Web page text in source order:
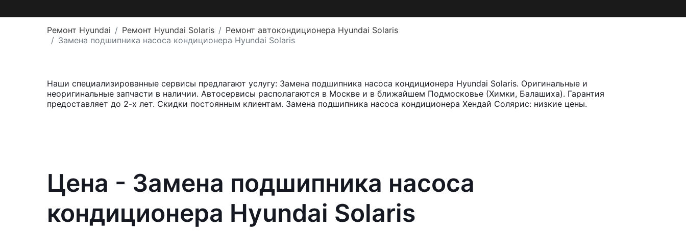
Ремонт Hyundai Ремонт Hyundai Solaris
Ремонт автокондиционера Hyundai Solaris
Замена подшипника насоса кондиционера Hyundai Solaris
Наши специализированные сервисы предлагают услугу: Замена подшипника насоса кондиционера Hyundai Solaris. Оригинальные и
неоригинальные запчасти в наличии. Автосервисы располагаются в Москве и в ближайшем Подмосковье (Химки, Балашиха). Гарантия
предоставляет до 2-х лет. Скидки постоянным клиентам. Замена подшипника насоса кондиционера Хендай Солярис: низкие цены.
Цена - Замена подшипника насоса
кондиционера Hyundai Solaris